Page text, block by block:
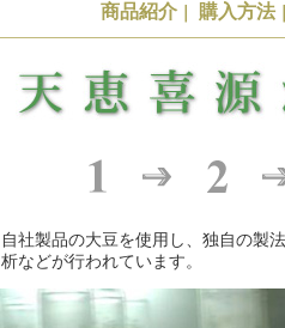
商品紹介 購入方法
自社製品の大豆を使用し、独自の製
析などが行われています。